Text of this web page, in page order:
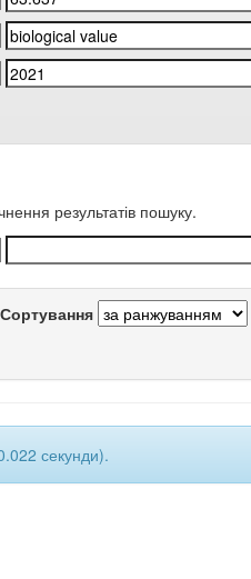
результатів пошуку.
Сортування
секунди).